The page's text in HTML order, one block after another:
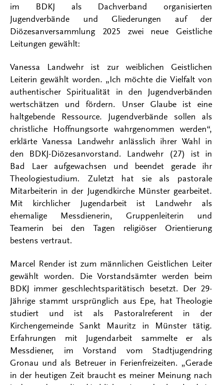
im BDKJ als Dachverband organisierten
Jugendverbände und Gliederungen auf der
Diözesanversammlung 2025 zwei neue Geistliche
Leitungen gewählt:
Vanessa Landwehr ist zur weiblichen Geistlichen
Leiterin gewählt worden. „Ich möchte die Vielfalt von
authentischer Spiritualität in den Jugendverbänden
wertschätzen und fördern. Unser Glaube ist eine
haltgebende Ressource. Jugendverbände sollen als
christliche Hoffnungsorte wahrgenommen werden“,
erklärte Vanessa Landwehr anlässlich ihrer Wahl in
den BDKJ-Diözesanvorstand. Landwehr (27) ist in
Bad Laer aufgewachsen und beendet gerade ihr
Theologiestudium. Zuletzt hat sie als pastorale
Mitarbeiterin in der Jugendkirche Münster gearbeitet.
Mit kirchlicher Jugendarbeit ist Landwehr als
ehemalige Messdienerin, Gruppenleiterin und
Teamerin bei den Tagen religiöser Orientierung
bestens vertraut.
Marcel Render ist zum männlichen Geistlichen Leiter
gewählt worden. Die Vorstandsämter werden beim
BDKJ immer geschlechtsparitätisch besetzt. Der 29-
Jährige stammt ursprünglich aus Epe, hat Theologie
studiert und ist als Pastoralreferent in der
Kirchengemeinde Sankt Mauritz in Münster tätig.
Erfahrungen mit Jugendarbeit sammelte er als
Messdiener, im Vorstand vom Stadtjugendring
Gronau und als Betreuer in Ferienfreizeiten. „Gerade
in der heutigen Zeit braucht es meiner Meinung nach